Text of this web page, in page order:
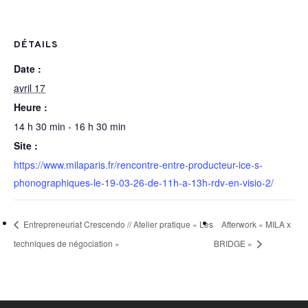
DÉTAILS
Date :
avril 17
Heure :
14 h 30 min - 16 h 30 min
Site :
https://www.milaparis.fr/rencontre-entre-producteur-ice-s-
phonographiques-le-19-03-26-de-11h-a-13h-rdv-en-visio-2/
Entrepreneuriat Crescendo // Atelier pratique « Les
techniques de négociation »
Afterwork « MILA x
BRIDGE »